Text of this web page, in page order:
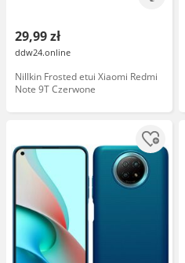
29,99 zł
ddw24.online
Nillkin Frosted etui Xiaomi Redmi
Note 9T Czerwone